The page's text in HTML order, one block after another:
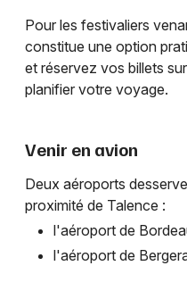
Pour les festivaliers
constitue une option
et réservez vos billets
planifier votre voyage.
Venir en avion
Deux aéroports
proximité de Talence :
l'aéroport de
l'aéroport de